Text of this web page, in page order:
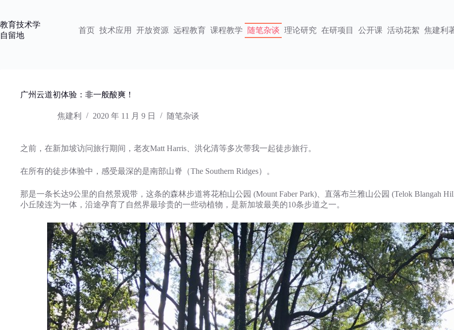
内
容
教育技术学
自留地
首页 技术应用 开放资源 远程教育 课程教学 随笔杂谈 理论研究 在研项目 公开课 活动花絮 焦建利
广州云道初体验：非一般酸爽！
焦建利 2020 年 11 月 9 日 随笔杂谈
之前，在新加坡访问旅行期间，老友Matt Harris、洪化清等多次带我一起徒步旅行。
在所有的徒步体验中，感受最深的是南部山脊（The Southern Ridges）。
那是一条长达9公里的自然景观带，这条的森林步道将花柏山公园 (Mount Faber Park)、直落布兰雅山公园 (Telok Blangah
小丘陵连为一体，沿途孕育了自然界最珍贵的一些动植物，是新加坡最美的10条步道之一。